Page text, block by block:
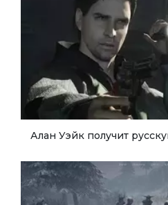
Алан Уэйк получит